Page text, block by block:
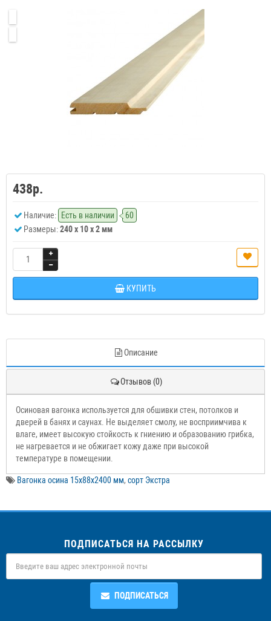
438р.
Наличие: Есть в наличии
60
Размеры:240 x 10 x 2 мм
КУПИТЬ
Описание
Отзывов (0)
Осиновая вагонка используется для обшивки стен, потолков и
дверей в банях и саунах. Не выделяет смолу, не восприимчива к
влаге, имеет высокую стойкость к гниению и образованию грибка,
не нагревается и не обжигает кожу даже при высокой
температуре в помещении.
Вагонка осина 15х88х2400 мм, сорт Экстра
ПОДПИСАТЬСЯ НА РАССЫЛКУ
ПОДПИСАТЬСЯ